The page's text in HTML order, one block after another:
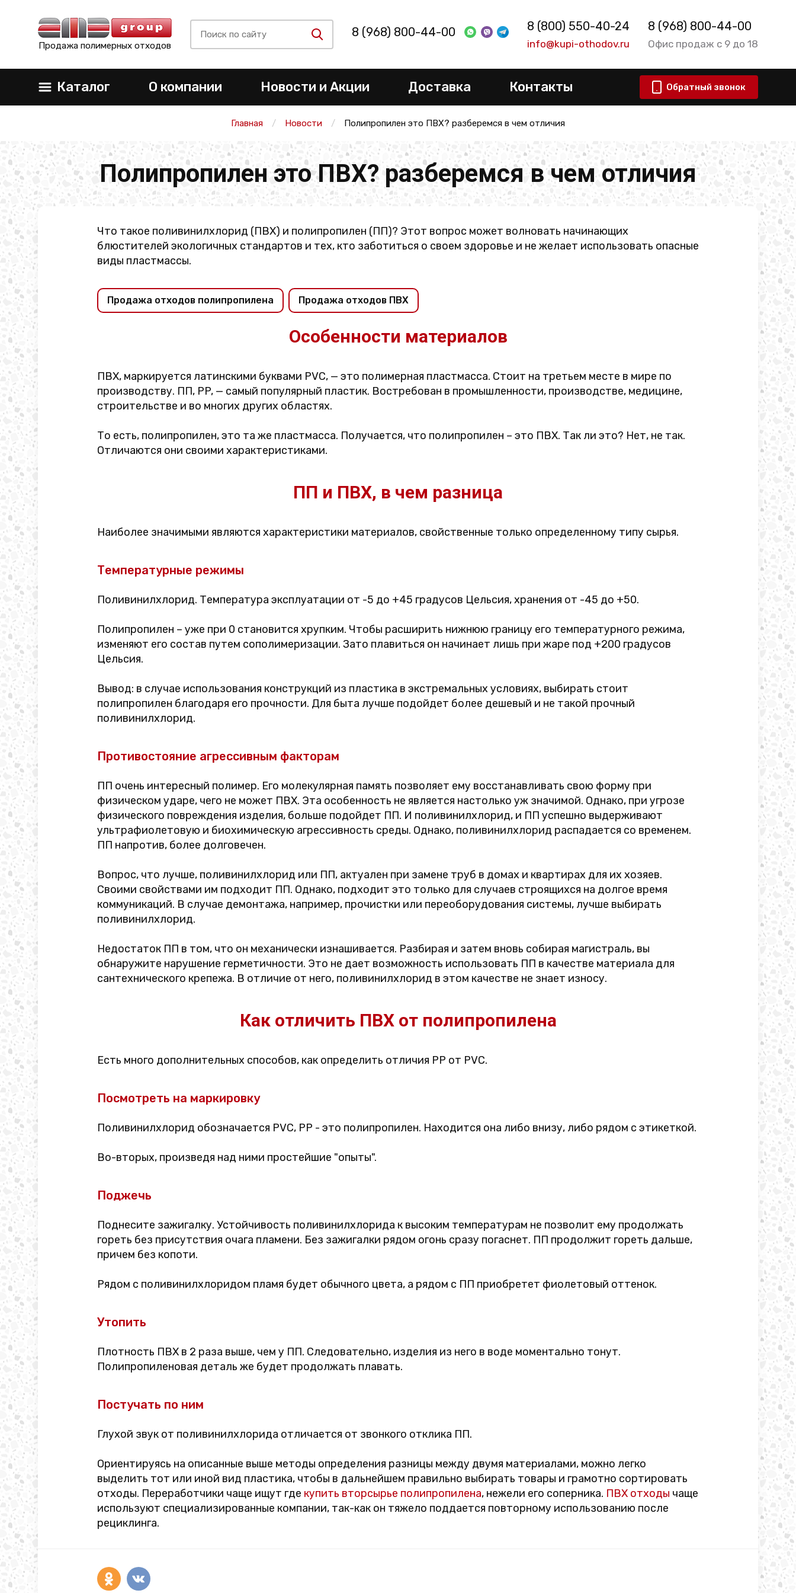
Продажа полимерных отходов
8 (968) 800-44-00 8 (800) 550-40-24
info@kupi-othodov.ru
8 (968) 800-44-00
Офис продаж с 9 до 18
Каталог О компании Новости и Акции Доставка Контакты Обратный звонок
Главная Новости Полипропилен это ПВХ? разберемся в чем отличия
Полипропилен это ПВХ? разберемся в чем отличия
Что такое поливинилхлорид (ПВХ) и полипропилен (ПП)? Этот вопрос может волновать начинающих
блюстителей экологичных стандартов и тех, кто заботиться о своем здоровье и не желает использовать опасные
виды пластмассы.
Продажа отходов полипропилена Продажа отходов ПВХ
Особенности материалов
ПВХ, маркируется латинскими буквами PVC, — это полимерная пластмасса. Стоит на третьем месте в мире по
производству. ПП, PP, — самый популярный пластик. Востребован в промышленности, производстве, медицине,
строительстве и во многих других областях.
То есть, полипропилен, это та же пластмасса. Получается, что полипропилен – это ПВХ. Так ли это? Нет, не так.
Отличаются они своими характеристиками.
ПП и ПВХ, в чем разница
Наиболее значимыми являются характеристики материалов, свойственные только определенному типу сырья.
Температурные режимы
Поливинилхлорид. Температура эксплуатации от -5 до +45 градусов Цельсия, хранения от -45 до +50.
Полипропилен – уже при 0 становится хрупким. Чтобы расширить нижнюю границу его температурного режима,
изменяют его состав путем сополимеризации. Зато плавиться он начинает лишь при жаре под +200 градусов
Цельсия.
Вывод: в случае использования конструкций из пластика в экстремальных условиях, выбирать стоит
полипропилен благодаря его прочности. Для быта лучше подойдет более дешевый и не такой прочный
поливинилхлорид.
Противостояние агрессивным факторам
ПП очень интересный полимер. Его молекулярная память позволяет ему восстанавливать свою форму при
физическом ударе, чего не может ПВХ. Эта особенность не является настолько уж значимой. Однако, при угрозе
физического повреждения изделия, больше подойдет ПП. И поливинилхлорид, и ПП успешно выдерживают
ультрафиолетовую и биохимическую агрессивность среды. Однако, поливинилхлорид распадается со временем.
ПП напротив, более долговечен.
Вопрос, что лучше, поливинилхлорид или ПП, актуален при замене труб в домах и квартирах для их хозяев.
Своими свойствами им подходит ПП. Однако, подходит это только для случаев строящихся на долгое время
коммуникаций. В случае демонтажа, например, прочистки или переоборудования системы, лучше выбирать
поливинилхлорид.
Недостаток ПП в том, что он механически изнашивается. Разбирая и затем вновь собирая магистраль, вы
обнаружите нарушение герметичности. Это не дает возможность использовать ПП в качестве материала для
сантехнического крепежа. В отличие от него, поливинилхлорид в этом качестве не знает износу.
Как отличить ПВХ от полипропилена
Есть много дополнительных способов, как определить отличия PP от PVC.
Посмотреть на маркировку
Поливинилхлорид обозначается PVC, PP - это полипропилен. Находится она либо внизу, либо рядом с этикеткой.
Во-вторых, произведя над ними простейшие "опыты".
Поджечь
Поднесите зажигалку. Устойчивость поливинилхлорида к высоким температурам не позволит ему продолжать
гореть без присутствия очага пламени. Без зажигалки рядом огонь сразу погаснет. ПП продолжит гореть дальше,
причем без копоти.
Рядом с поливинилхлоридом пламя будет обычного цвета, а рядом с ПП приобретет фиолетовый оттенок.
Утопить
Плотность ПВХ в 2 раза выше, чем у ПП. Следовательно, изделия из него в воде моментально тонут.
Полипропиленовая деталь же будет продолжать плавать.
Постучать по ним
Глухой звук от поливинилхлорида отличается от звонкого отклика ПП.
Ориентируясь на описанные выше методы определения разницы между двумя материалами, можно легко
выделить тот или иной вид пластика, чтобы в дальнейшем правильно выбирать товары и грамотно сортировать
отходы. Переработчики чаще ищут где купить вторсырье полипропилена, нежели его соперника. ПВХ отходы чаще
используют специализированные компании, так-как он тяжело поддается повторному использованию после
рециклинга.